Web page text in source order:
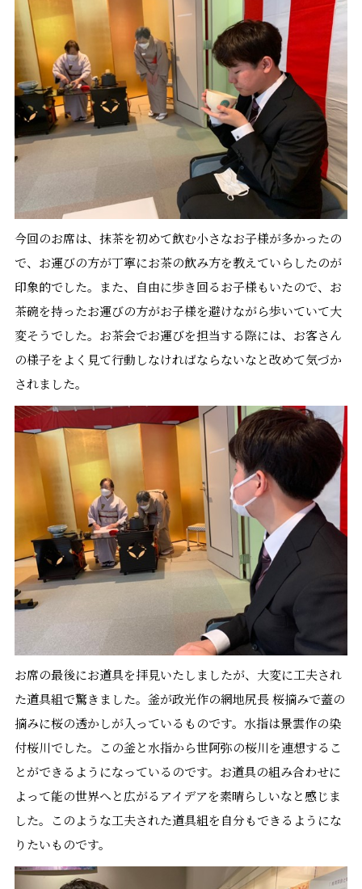
今回のお席は、抹茶を初めて飲む小さなお子様が多かったの
で、お運びの方が丁寧にお茶の飲み方を教えていらしたのが
印象的でした。また、自由に歩き回るお子様もいたので、お
茶碗を持ったお運びの方がお子様を避けながら歩いていて大
変そうでした。お茶会でお運びを担当する際には、お客さん
の様子をよく見て行動しなければならないなと改めて気づか
されました。
お席の最後にお道具を拝見いたしましたが、大変に工夫され
た道具組で驚きました。釜が政光作の網地尻長 桜摘みで蓋の
摘みに桜の透かしが入っているものです。水指は景雲作の染
付桜川でした。この釜と水指から世阿弥の桜川を連想するこ
とができるようになっているのです。お道具の組み合わせに
よって能の世界へと広がるアイデアを素晴らしいなと感じま
した。このような工夫された道具組を自分もできるようにな
りたいものです。